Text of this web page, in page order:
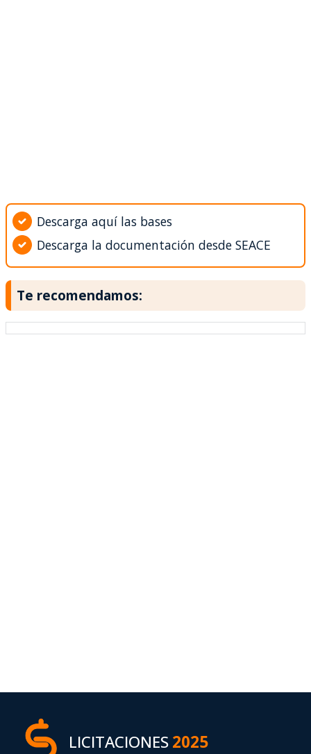
Descarga aquí las bases
Descarga la documentación desde SEACE
Te recomendamos:
LICITACIONES2025